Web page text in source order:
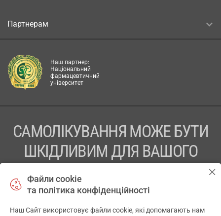
Партнерам
Наш партнер:
Національний
фармацевтичний
університет
САМОЛІКУВАННЯ МОЖЕ БУТИ
ШКІДЛИВИМ ДЛЯ ВАШОГО
ПЕРЕД ЗАСТОСУВАННЯМ ПРЕПАРАТУ ПРОКОНСУЛЬТУЙТЕСЬ
Файли cookie
та політика конфіденційності
Наш Сайт використовує файли cookie, які допомагають нам